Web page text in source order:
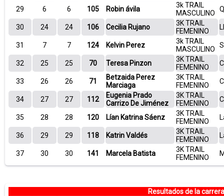
29 6 6 105 Robin ávila
3k TRAIL
MASCULINO
30 24 24 106 Cecilia Rujano
3K TRAIL
FEMENINO
31 7 7 124 Kelvin Perez
3k TRAIL
MASCULINO
32 25 25 70 Teresa Pinzon
3K TRAIL
FEMENINO
33 26 26 71
Betzaida Perez
Marciaga
3K TRAIL
FEMENINO
34 27 27 112
Eugenia Prado
Carrizo De Jiménez
3K TRAIL
FEMENINO
35 28 28 120 Lían Katrina Sáenz
3K TRAIL
FEMENINO
36 29 29 118 Katrin Valdés
3K TRAIL
FEMENINO
37 30 30 141 Marcela Batista
3K TRAIL
FEMENINO
Resultados de la